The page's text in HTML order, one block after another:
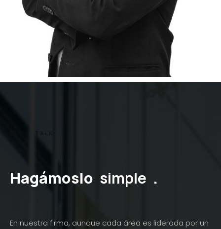
Hagámoslo simple .
En nuestra firma, aunque cada área es liderada por un